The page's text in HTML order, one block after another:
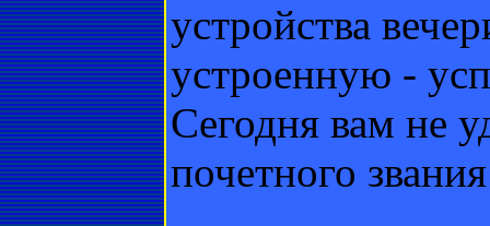
устройства
устроенную -
Сегодня вам не
почетного